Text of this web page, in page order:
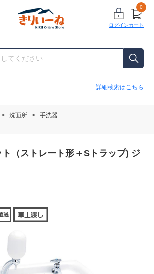
ログイン
0
カート
詳細検索はこちら
> 洗面所 > 手洗器
（ストレート形＋Sトラップ) ジ